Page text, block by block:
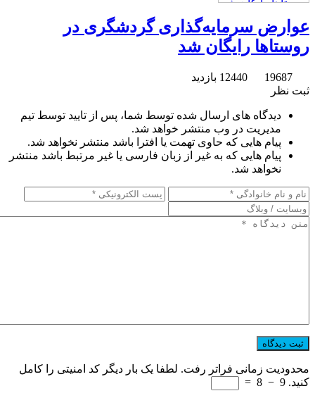
عوارض سرمایه‌گذاری گردشگری در
روستاها رایگان شد
ثبت نظر
دیدگاه های ارسال شده توسط شما، پس از تایید توسط تیم
مدیریت در وب منتشر خواهد شد.
پیام هایی که حاوی تهمت یا افترا باشد منتشر نخواهد شد.
پیام هایی که به غیر از زبان فارسی یا غیر مرتبط باشد منتشر
نخواهد شد.
محدودیت زمانی فراتر رفت. لطفا یک بار دیگر کد امنیتی را کامل
کنید. 9
−
8
=